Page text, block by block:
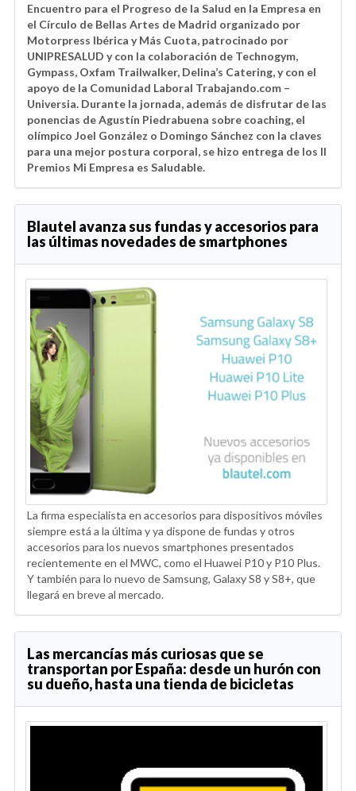
Encuentro para el Progreso de la Salud en la Empresa en
el Círculo de Bellas Artes de Madrid organizado por
Motorpress Ibérica y Más Cuota, patrocinado por
UNIPRESALUD y con la colaboración de Technogym,
Gympass, Oxfam Trailwalker, Delina’s Catering, y con el
apoyo de la Comunidad Laboral Trabajando.com –
Universia. Durante la jornada, además de disfrutar de las
ponencias de Agustín Piedrabuena sobre coaching, el
olímpico Joel González o Domingo Sánchez con la claves
para una mejor postura corporal, se hizo entrega de los II
Premios Mi Empresa es Saludable.
Blautel avanza sus fundas y accesorios para
las últimas novedades de smartphones
La firma especialista en accesorios para dispositivos móviles
siempre está a la última y ya dispone de fundas y otros
accesorios para los nuevos smartphones presentados
recientemente en el MWC, como el Huawei P10 y P10 Plus.
Y también para lo nuevo de Samsung, Galaxy S8 y S8+, que
llegará en breve al mercado.
Las mercancías más curiosas que se
transportan por España: desde un hurón con
su dueño, hasta una tienda de bicicletas